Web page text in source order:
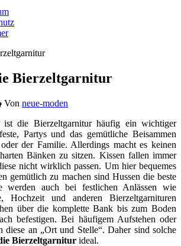
Bierzeltgarnitur
Von neue-moden
ist die Bierzeltgarnitur häufig ein wichtiger
Partys und das gemütliche Beisammen
der Familie. Allerdings macht es keinen
Bänken zu sitzen. Kissen fallen immer
nicht wirklich passen. Um hier bequemes
gemütlich zu machen sind Hussen die beste
werden auch bei festlichen Anlässen wie
Hochzeit und anderen Bierzeltgarnituren
über die komplette Bank bis zum Boden
befestigen. Bei häufigem Aufstehen oder
diese an „Ort und Stelle“. Daher sind solche
Bierzeltgarnitur ideal.